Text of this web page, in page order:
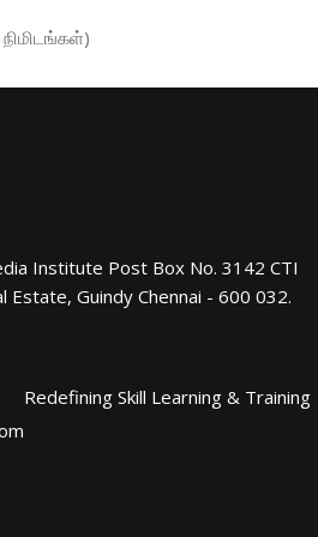
தவிர்
Institute Post Box No. 3142 CTI
Estate, Guindy Chennai - 600 032.
Redefining Skill Learning & Training